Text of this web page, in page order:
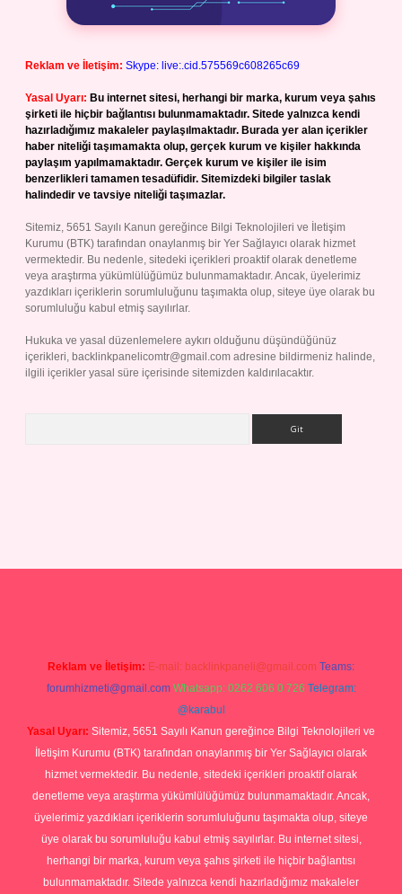
Reklam ve İletişim: Skype: live:.cid.575569c608265c69
Yasal Uyarı: Bu internet sitesi, herhangi bir marka, kurum veya şahıs
şirketi ile hiçbir bağlantısı bulunmamaktadır. Sitede yalnızca kendi
hazırladığımız makaleler paylaşılmaktadır. Burada yer alan içerikler
haber niteliği taşımamakta olup, gerçek kurum ve kişiler hakkında
paylaşım yapılmamaktadır. Gerçek kurum ve kişiler ile isim
benzerlikleri tamamen tesadüfidir. Sitemizdeki bilgiler taslak
halindedir ve tavsiye niteliği taşımazlar.
Sitemiz, 5651 Sayılı Kanun gereğince Bilgi Teknolojileri ve İletişim
Kurumu (BTK) tarafından onaylanmış bir Yer Sağlayıcı olarak hizmet
vermektedir. Bu nedenle, sitedeki içerikleri proaktif olarak denetleme
veya araştırma yükümlülüğümüz bulunmamaktadır. Ancak, üyelerimiz
yazdıkları içeriklerin sorumluluğunu taşımakta olup, siteye üye olarak bu
sorumluluğu kabul etmiş sayılırlar.
Hukuka ve yasal düzenlemelere aykırı olduğunu düşündüğünüz
içerikleri, backlinkpanelicomtr@gmail.com adresine bildirmeniz halinde,
ilgili içerikler yasal süre içerisinde sitemizden kaldırılacaktır.
Reklam ve İletişim: E-mail: backlinkpaneli@gmail.com Teams:
forumhizmeti@gmail.com Whatsapp: 0262 606 0 726 Telegram:
@karabul
Yasal Uyarı: Sitemiz, 5651 Sayılı Kanun gereğince Bilgi Teknolojileri ve
İletişim Kurumu (BTK) tarafından onaylanmış bir Yer Sağlayıcı olarak
hizmet vermektedir. Bu nedenle, sitedeki içerikleri proaktif olarak
denetleme veya araştırma yükümlülüğümüz bulunmamaktadır. Ancak,
üyelerimiz yazdıkları içeriklerin sorumluluğunu taşımakta olup, siteye
üye olarak bu sorumluluğu kabul etmiş sayılırlar. Bu internet sitesi,
herhangi bir marka, kurum veya şahıs şirketi ile hiçbir bağlantısı
bulunmamaktadır. Sitede yalnızca kendi hazırladığımız makaleler